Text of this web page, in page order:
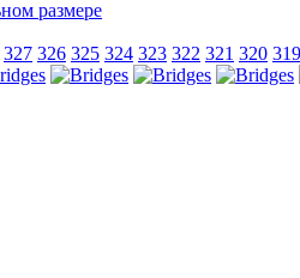
327 326 325 324 323 322 321 320 319